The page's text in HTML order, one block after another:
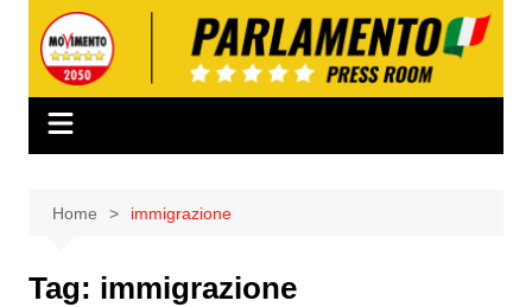
contenuto
Home immigrazione
Tag: immigrazione